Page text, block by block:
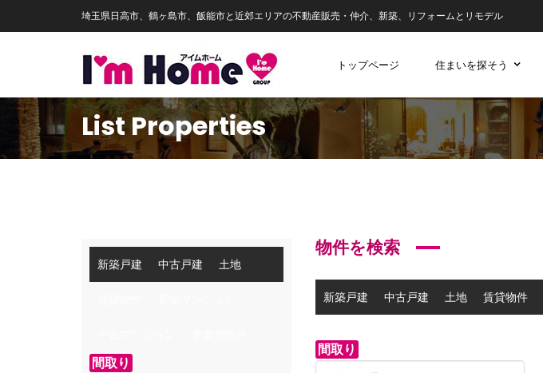
埼玉県日高市、鶴ヶ島市、飯能市と近郊エリアの不動産販売・仲介、新築、リフォームとリモデル
トップページ 住まいを探そう
List Properties
物件を検索
新築戸建 中古戸建 土地 賃貸物件
間取り
新築戸建 中古戸建 土地
間取り